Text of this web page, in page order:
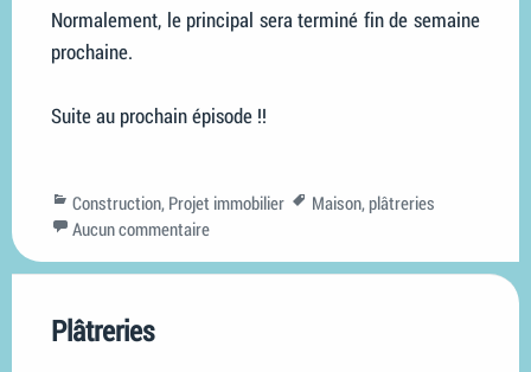
Normalement, le principal sera terminé fin de semaine
prochaine.
Suite au prochain épisode !!
Categories
Construction, Projet immobilier Tags
Maison,plâtreries
Aucun commentaire
Plâtreries